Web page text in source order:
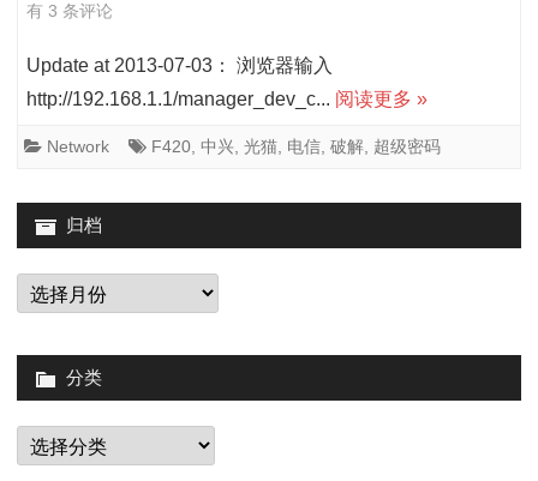
有 3 条评论
Update at 2013-07-03： 浏览器输入
http://192.168.1.1/manager_dev_c... 阅读更多 »
Network F420 中兴 光猫 电信 破解 超级密码
归档
归
档
分类
分
类